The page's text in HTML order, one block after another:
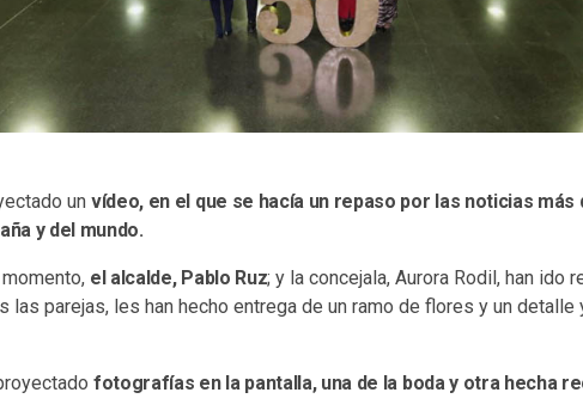
un vídeo, en el que se hacía un repaso por las noticias más
y del mundo.
el alcalde, Pablo Ruz; y la concejala, Aurora Rodil, han ido
las parejas, les han hecho entrega de un ramo de flores y un detalle
fotografías en la pantalla, una de la boda y otra hecha